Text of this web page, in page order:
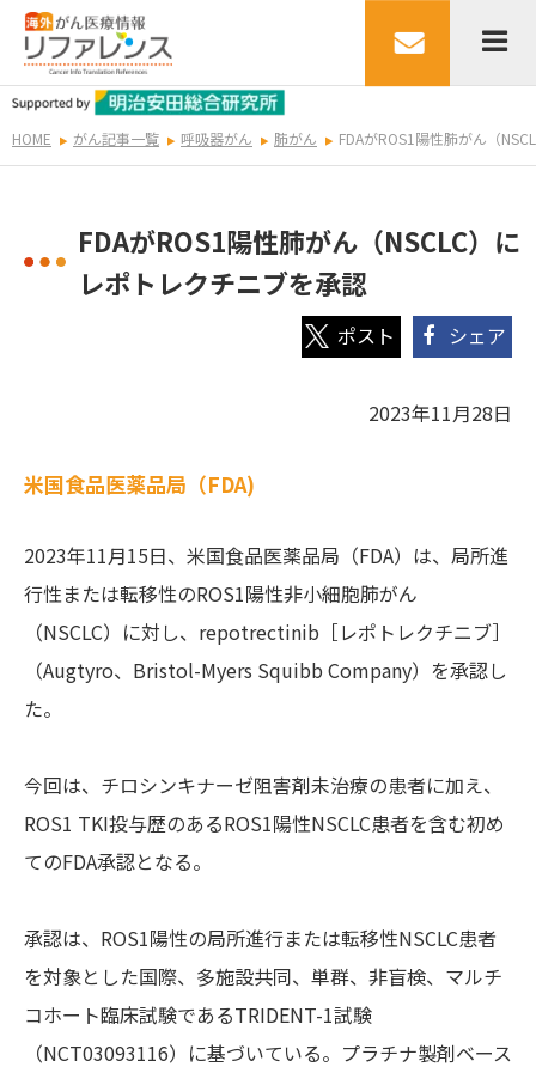
HOME がん記事一覧 呼吸器がん 肺がん FDAがROS1陽性肺がん（
FDAがROS1陽性肺がん（NSCLC）に
レポトレクチニブを承認
シェア
2023年11月28日
米国食品医薬品局（FDA)
2023年11月15日、米国食品医薬品局（FDA）は、局所進
行性または転移性のROS1陽性非小細胞肺がん
（NSCLC）に対し、repotrectinib［レポトレクチニブ］
（Augtyro、Bristol-Myers Squibb Company）を承認し
た。
今回は、チロシンキナーゼ阻害剤未治療の患者に加え、
ROS1 TKI投与歴のあるROS1陽性NSCLC患者を含む初め
てのFDA承認となる。
承認は、ROS1陽性の局所進行または転移性NSCLC患者
を対象とした国際、多施設共同、単群、非盲検、マルチ
コホート臨床試験であるTRIDENT-1試験
（NCT03093116）に基づいている。プラチナ製剤ベース